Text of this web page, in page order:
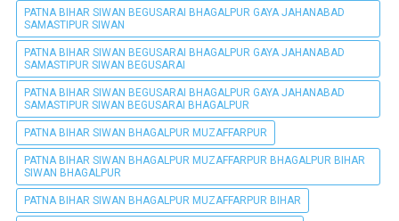
PATNA BIHAR SIWAN BEGUSARAI BHAGALPUR GAYA JAHANABAD
SAMASTIPUR SIWAN
PATNA BIHAR SIWAN BEGUSARAI BHAGALPUR GAYA JAHANABAD
SAMASTIPUR SIWAN BEGUSARAI
PATNA BIHAR SIWAN BEGUSARAI BHAGALPUR GAYA JAHANABAD
SAMASTIPUR SIWAN BEGUSARAI BHAGALPUR
PATNA BIHAR SIWAN BHAGALPUR MUZAFFARPUR
PATNA BIHAR SIWAN BHAGALPUR MUZAFFARPUR BHAGALPUR BIHAR
SIWAN BHAGALPUR
PATNA BIHAR SIWAN BHAGALPUR MUZAFFARPUR BIHAR